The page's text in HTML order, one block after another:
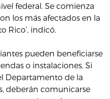
federal. Se comienza
los más afectados en la
Rico’, indicó.
pueden beneficiarse
o instalaciones. Si
Departamento de la
deberán comunicarse